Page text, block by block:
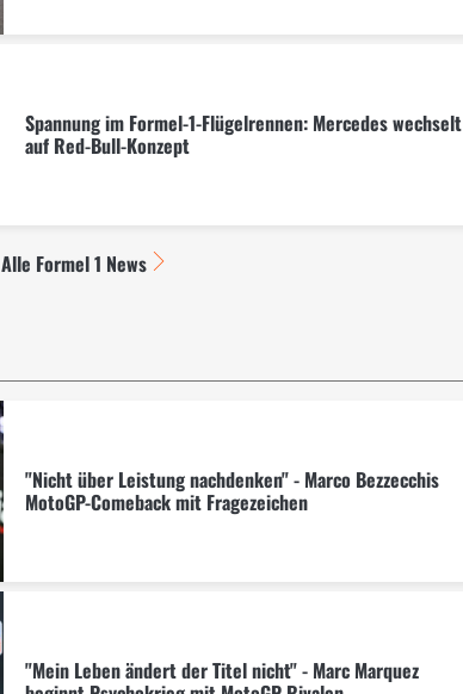
Spannung im Formel-1-Flügelrennen: Mercedes wechselt
auf Red-Bull-Konzept
Alle Formel 1 News
"Nicht über Leistung nachdenken" - Marco Bezzecchis
MotoGP-Comeback mit Fragezeichen
"Mein Leben ändert der Titel nicht" - Marc Marquez